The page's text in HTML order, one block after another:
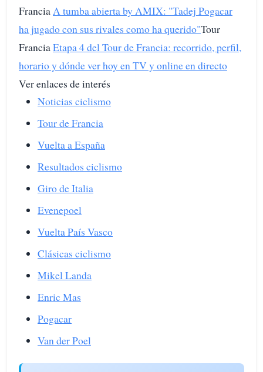
FranciaA tumba abierta by AMIX: "Tadej Pogacar
ha jugado con sus rivales como ha querido"Tour
FranciaEtapa 4 del Tour de Francia: recorrido, perfil,
horario y dónde ver hoy en TV y online en directo
Ver enlaces de interés
Noticias ciclismo
Tour de Francia
Vuelta a España
Resultados ciclismo
Giro de Italia
Evenepoel
Vuelta País Vasco
Clásicas ciclismo
Mikel Landa
Enric Mas
Pogacar
Van der Poel